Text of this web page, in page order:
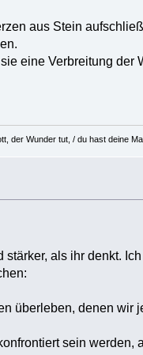
aus Stein
eine Verbreitung der
der Wunder tut, / du hast deine
als ihr denkt.
überleben, denen wir
sein werden,